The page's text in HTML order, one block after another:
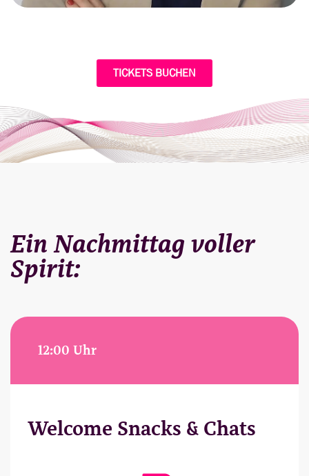
TICKETS BUCHEN
Ein Nachmittag voller
Spirit:
12:00 Uhr
Welcome Snacks & Chats